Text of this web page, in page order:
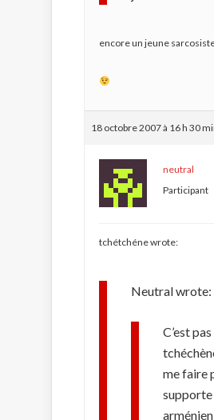
encore un jeune
18 octobre 2007 à 16 h 30
neutral
Participant
tchétchéne wrote:
Neutral wrote:
C’est
me faire
supporte